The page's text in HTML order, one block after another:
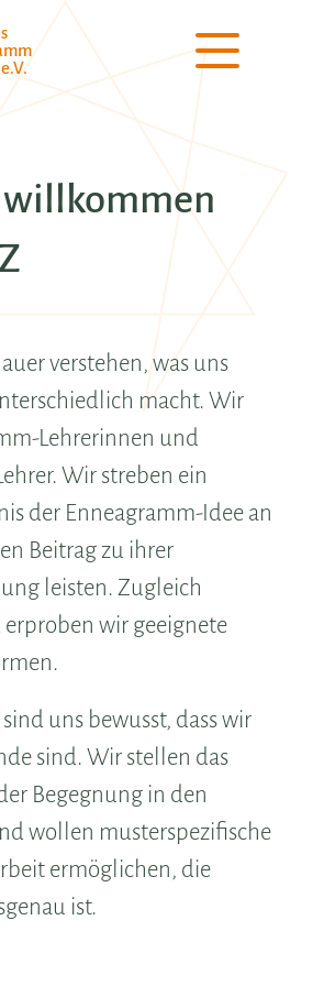
verstehen, was uns
macht. Wir
Lehrerinnen und
Wir streben ein
der Enneagramm-Idee an
Beitrag zu ihrer
leisten. Zugleich
wir geeignete
uns bewusst, dass wir
sind. Wir stellen das
Begegnung in den
wollen musterspezifische
ermöglichen, die
ist.